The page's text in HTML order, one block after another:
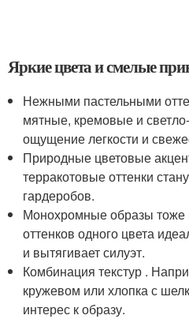
Яркие цвета и смелые
Нежными пастельными
мятные, кремовые и
ощущение легкости и
Природные цветовые
терракотовые оттенки
гардеробов.
Монохромные образы тоже
оттенков одного цвета
и вытягивает силуэт.
Комбинация текстур .
кружевом или хлопка с
интерес к образу.